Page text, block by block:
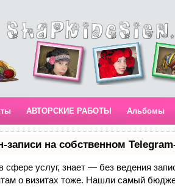
АВТОРСКИЕ РАБОТЫ Альбомы
записи на собственном
сфере услуг, знает — без ведения
о визитах тоже. Нашли самый